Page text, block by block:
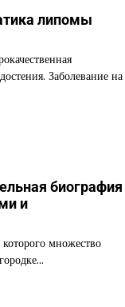
липомы
Заболевание на
биография
и
множество